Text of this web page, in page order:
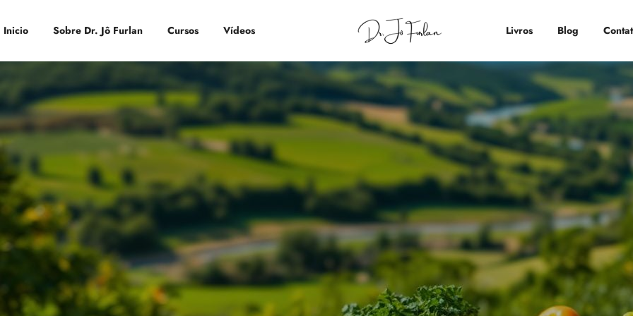
Inicio Sobre Dr. Jô Furlan Cursos Vídeos Livros Blog